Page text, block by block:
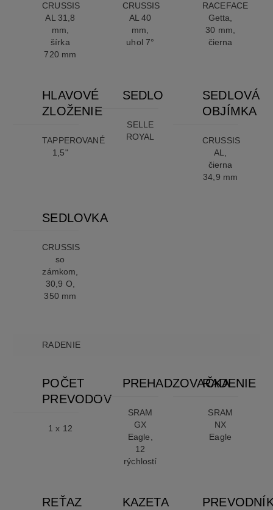
CRUSSIS
AL 31,8
mm,
šírka
720 mm
CRUSSIS
AL 40
mm,
uhol 7°
RACEFACE
Getta,
30 mm,
čierna
HLAVOVÉ
ZLOŽENIE
TAPPEROVANÉ
1,5"
SEDLO
SELLE
ROYAL
SEDLOVÁ
OBJÍMKA
CRUSSIS
AL,
čierna
34,9 mm
SEDLOVKA
CRUSSIS
so
zámkom,
30,9 O,
350 mm
RADENIE
POČET
PREVODOV
1 x 12
PREHADZOVAČKA
SRAM
GX
Eagle,
12
rýchlostí
RADENIE
SRAM
NX
Eagle
REŤAZ
KAZETA